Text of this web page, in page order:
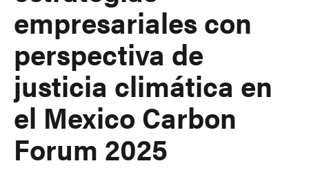
empresariales con
perspectiva de
justicia climática en
el Mexico Carbon
Forum 2025